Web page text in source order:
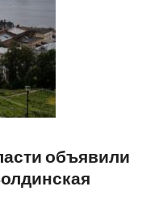
объявили